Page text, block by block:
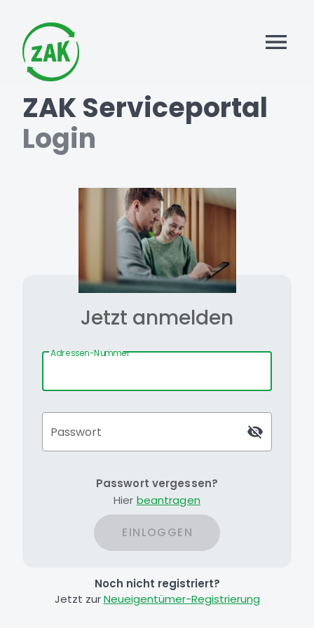
ZAK Serviceportal
Login
Jetzt anmelden
Adressen-Nummer
Passwort
Passwort vergessen?
Hier beantragen
EINLOGGEN
Noch nicht registriert?
Jetzt zurNeueigentümer-Registrierung